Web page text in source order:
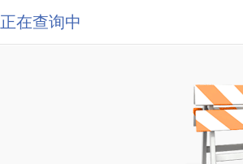
正在查询中